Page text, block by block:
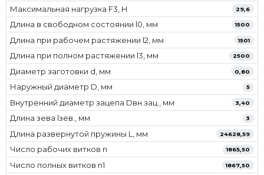
Максимальная нагрузка F3, Н 29,6
Длина в свободном состоянии l0, мм 1500
Длина при рабочем растяжении l2, мм 1501
Длина при полном растяжении l3, мм 2500
Диаметр заготовки d, мм 0,80
Наружный диаметр D, мм 5
Внутренний диаметр зацепа Dвн.зац., мм 3,40
Длина зева lзев., мм 3
Длина развернутой пружины L, мм 24628,59
Число рабочих витков n 1865,50
Число полных витков n1 1867,50